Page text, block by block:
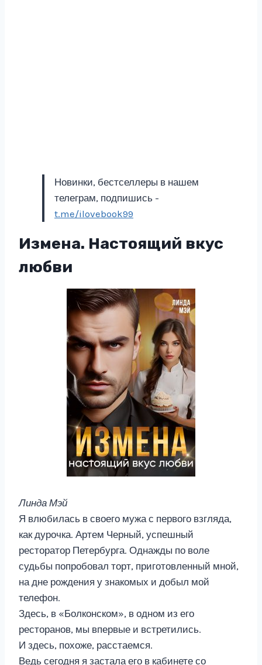
Новинки, бестселлеры в нашем
телеграм, подпишись -
t.me/ilovebook99
Измена. Настоящий вкус
любви
Линда Мэй
Я влюбилась в своего мужа с первого взгляда,
как дурочка. Артем Черный, успешный
ресторатор Петербурга. Однажды по воле
судьбы попробовал торт, приготовленный мной,
на дне рождения у знакомых и добыл мой
телефон.
Здесь, в «Болконском», в одном из его
ресторанов, мы впервые и встретились.
И здесь, похоже, расстаемся.
Ведь сегодня я застала его в кабинете со